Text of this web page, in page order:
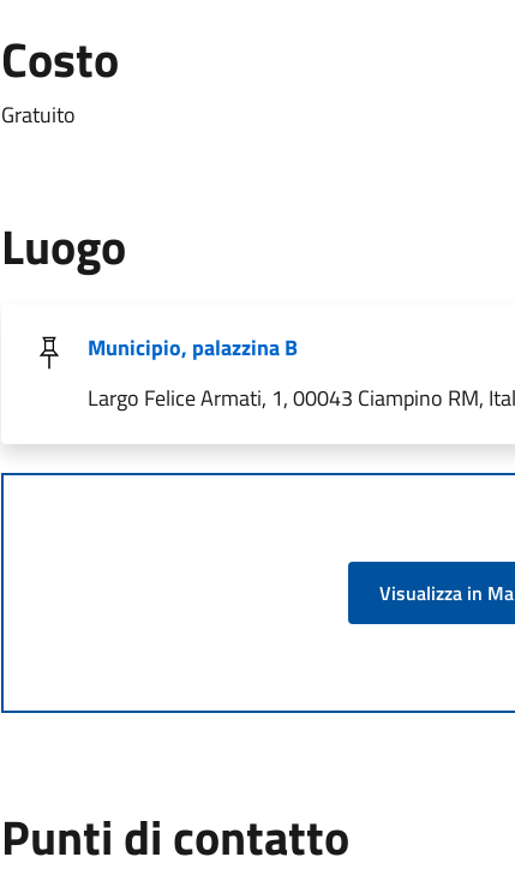
Costo
Gratuito
Luogo
Municipio, palazzina B
Largo Felice Armati, 1, 00043 Ciampino RM,
Visualizza in
Punti di contatto